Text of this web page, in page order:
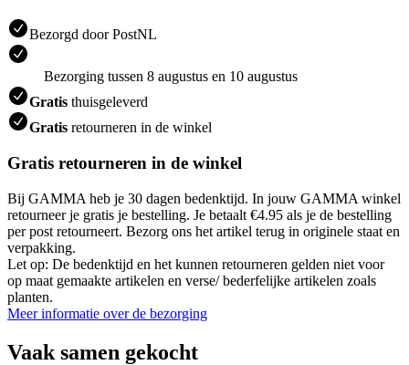
Bezorgd door PostNL
Bezorging tussen 8 augustus en 10 augustus
Gratis thuisgeleverd
Gratis retourneren in de winkel
Gratis retourneren in de winkel
Bij GAMMA heb je 30 dagen bedenktijd. In jouw GAMMA winkel
retourneer je gratis je bestelling. Je betaalt €4.95 als je de bestelling
per post retourneert. Bezorg ons het artikel terug in originele staat en
verpakking.
Let op: De bedenktijd en het kunnen retourneren gelden niet voor
op maat gemaakte artikelen en verse/ bederfelijke artikelen zoals
planten.
Meer informatie over de bezorging
Vaak samen gekocht